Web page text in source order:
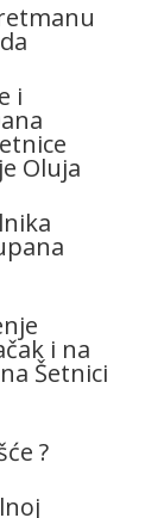
i
Oluja
i na
Šetnici
?